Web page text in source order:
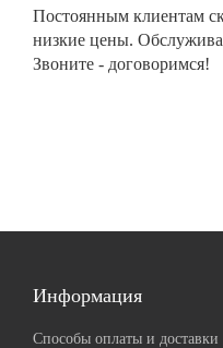
Постоянным клиентам
низкие цены.
Звоните - договоримся!
Информация
Способы оплаты и доставки